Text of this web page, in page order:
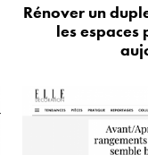
Rénover un
les